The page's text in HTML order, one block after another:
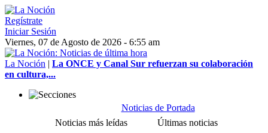
Regístrate
Iniciar Sesión
Viernes, 07 de Agosto de 2026 - 6:55 am
La Noción | La ONCE y Canal Sur refuerzan su colaboración
en cultura,...
Noticias de Portada
Noticias más leídas
Últimas noticias